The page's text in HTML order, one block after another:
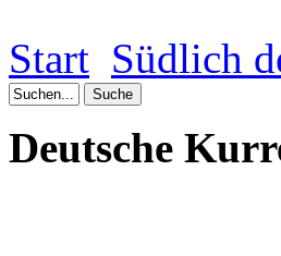
Start Südlich
Deutsche